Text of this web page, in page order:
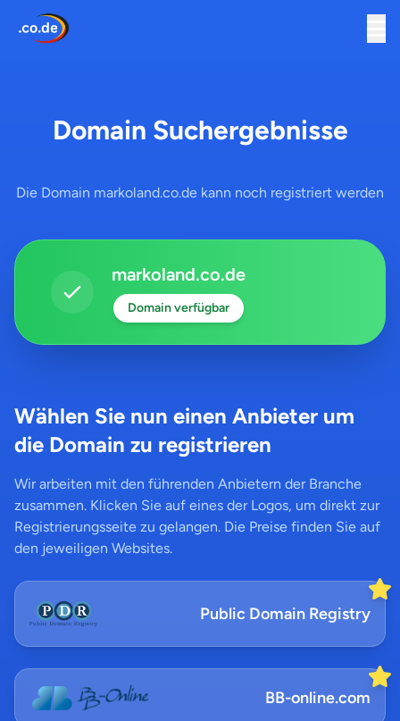
Domain Suchergebnisse
Die Domain markoland.co.de kann noch registriert werden
markoland.co.de
Domain verfügbar
Wählen Sie nun einen Anbieter um
die Domain zu registrieren
Wir arbeiten mit den führenden Anbietern der Branche
zusammen. Klicken Sie auf eines der Logos, um direkt zur
Registrierungsseite zu gelangen. Die Preise finden Sie auf
den jeweiligen Websites.
Public Domain Registry
BB-online.com